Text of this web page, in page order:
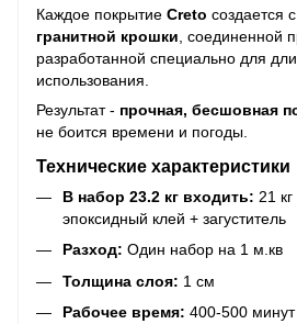
Каждое покрытие Creto создается с
гранитной крошки , соединенной
разработанной специально для
использования.
Результат - прочная, бесшовная
не боится времени и погоды.
Технические характеристики
В набор 23.2 кг входить: 21
эпоксидный клей + загуститель
Разход: Один набор на 1 м.кв
Толщина слоя: 1 см
Рабочее время: 400-500 минут